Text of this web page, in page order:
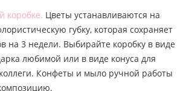
коробке. Цветы устанавливаются на
губку, которая сохраняет
на 3 недели. Выбирайте коробку в виде
любимой или в виде конуса для
Конфеты и мыло ручной работы